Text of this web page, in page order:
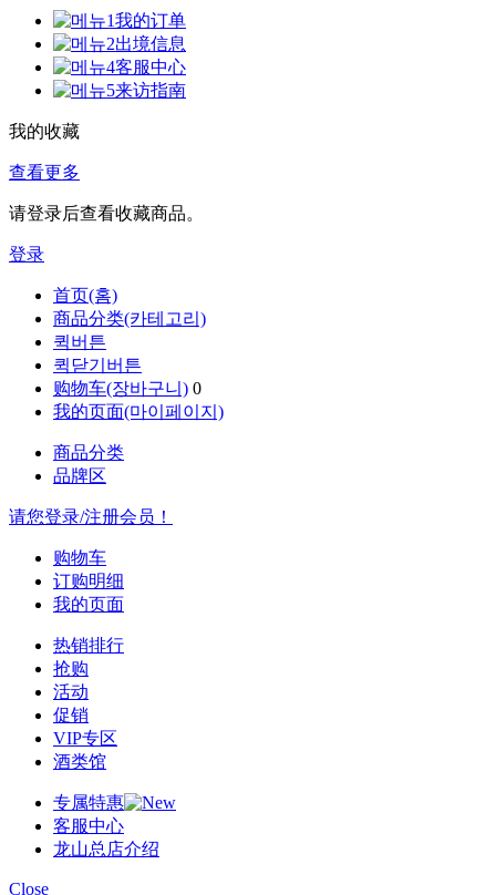
我的订单
出境信息
客服中心
来访指南
我的收藏
查看更多
请登录后查看收藏商品。
登录
首页(홈)
商品分类(카테고리)
퀵버튼
퀵닫기버튼
购物车(장바구니) 0
我的页面(마이페이지)
商品分类
品牌区
请您登录/注册会员！
购物车
订购明细
我的页面
热销排行
抢购
活动
促销
VIP专区
酒类馆
专属特惠
客服中心
龙山总店介绍
Close